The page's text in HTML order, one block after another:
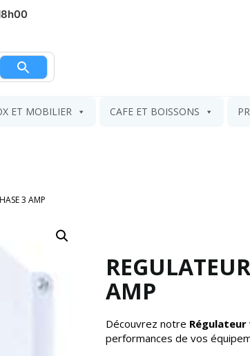
ET MOBILIER CAFE ET BOISSONS
3 AMP
AMP
Découvrez notre Régulateur
performances de vos